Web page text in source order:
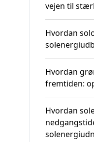
vejen til
Hvordan
Hvordan
fremtiden:
Hvordan